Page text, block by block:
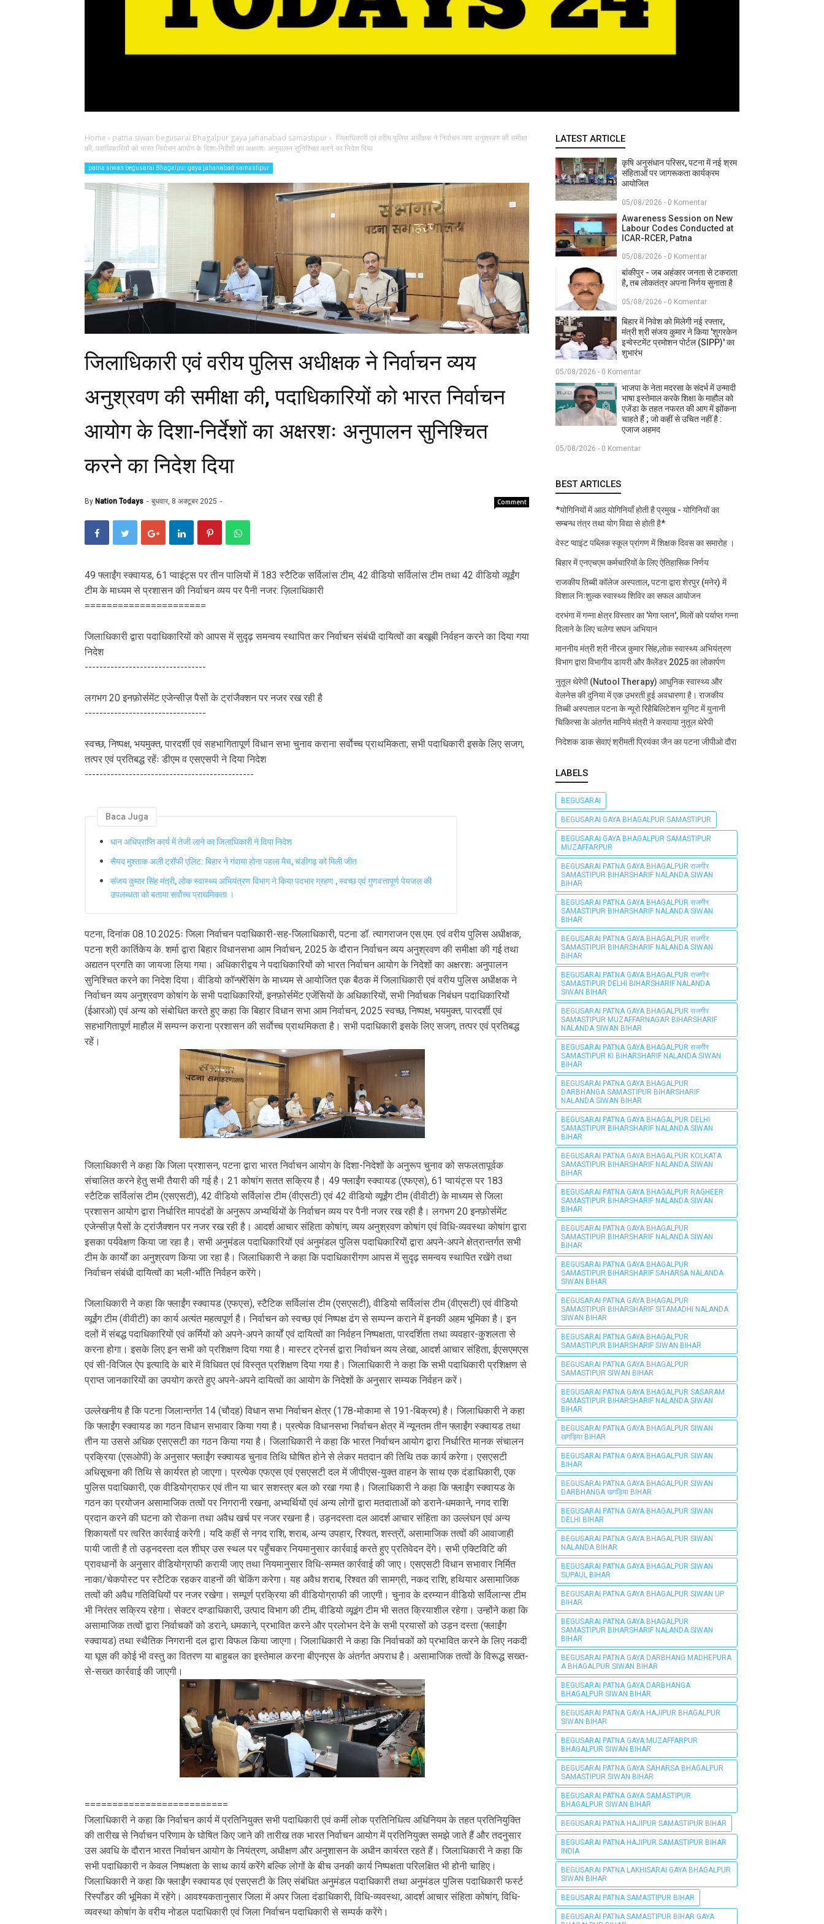
Home › patna siwan begusarai Bhagalpur gaya jahanabad samastipur› जिलाधिकारी एवं वरीय पुलिस अधीक्षक ने निर्वाचन व्यय अनुश्रवण की समीक्षा
की, पदाधिकारियों को भारत निर्वाचन आयोग के दिशा-निर्देशों का अक्षरशः अनुपालन सुनिश्चित करने का निदेश दिया
patna siwan begusarai Bhagalpur gaya jahanabad samastipur
जिलाधिकारी एवं वरीय पुलिस अधीक्षक ने निर्वाचन व्यय
अनुश्रवण की समीक्षा की, पदाधिकारियों को भारत निर्वाचन
आयोग के दिशा-निर्देशों का अक्षरशः अनुपालन सुनिश्चित
करने का निदेश दिया
By Nation Todays बुधवार, 8 अक्टूबर 2025 Comment
49 फ्लाईंग स्क्वायड, 61 प्वाइंट्स पर तीन पालियों में 183 स्टैटिक सर्विलांस टीम, 42 वीडियो सर्विलांस टीम तथा 42 वीडियो व्यूईंग
टीम के माध्यम से प्रशासन की निर्वाचन व्यय पर पैनी नजर: ज़िलाधिकारी
======================
जिलाधिकारी द्वारा पदाधिकारियों को आपस में सुदृढ़ समन्वय स्थापित कर निर्वाचन संबंधी दायित्वों का बखूबी निर्वहन करने का दिया गया
निदेश
---------------------------------
लगभग 20 इनफ़ोर्समेंट एजेन्सीज़ पैसों के ट्रांजैक्शन पर नजर रख रही है
---------------------------------
स्वच्छ, निष्पक्ष, भयमुक्त, पारदर्शी एवं सहभागितापूर्ण विधान सभा चुनाव कराना सर्वाेच्च प्राथमिकता; सभी पदाधिकारी इसके लिए सजग,
तत्पर एवं प्रतिबद्ध रहेंः डीएम व एसएसपी ने दिया निदेश
----------------------------------------------
Baca Juga
धान अधिप्राप्ति कार्य में तेजी लाने का जिलाधिकारी ने दिया निदेश
सैयद मुश्ताक अली ट्रॉफी एलिट: बिहार ने गंवाया होना पहला मैच, चंडीगढ़ को मिली जीत
संजय कुमार सिंह मंत्री, लोक स्वास्थ्य अभियंत्रण विभाग ने किया पदभार ग्रहण , स्वच्छ एवं गुणवत्तापूर्ण पेयजल की
उपलब्धता को बताया सर्वोच्च प्राथमिकता ।
पटना, दिनांक 08.10.2025ः जिला निर्वाचन पदाधिकारी-सह-जिलाधिकारी, पटना डॉ. त्यागराजन एस.एम. एवं वरीय पुलिस अधीक्षक,
पटना श्री कार्तिकेय के. शर्मा द्वारा बिहार विधानसभा आम निर्वाचन, 2025 के दौरान निर्वाचन व्यय अनुश्रवण की समीक्षा की गई तथा
अद्यतन प्रगति का जायजा लिया गया। अधिकारीद्वय ने पदाधिकारियों को भारत निर्वाचन आयोग के निदेशों का अक्षरशः अनुपालन
सुनिश्चित करने का निदेश दिया। वीडियो कॉन्फ़्रेंसिंग के माध्यम से आयोजित एक बैठक में जिलाधिकारी एवं वरीय पुलिस अधीक्षक ने
निर्वाचन व्यय अनुश्रवण कोषांग के सभी पदाधिकारियों, इनफ़ोर्समेंट एजेंसियों के अधिकारियों, सभी निर्वाचक निबंधन पदाधिकारियों
(ईआरओ) एवं अन्य को संबोधित करते हुए कहा कि बिहार विधान सभा आम निर्वाचन, 2025 स्वच्छ, निष्पक्ष, भयमुक्त, पारदर्शी एवं
सहभागितापूर्ण माहौल में सम्पन्न कराना प्रशासन की सर्वाेच्च प्राथमिकता है। सभी पदाधिकारी इसके लिए सजग, तत्पर एवं प्रतिबद्ध
रहें।
जिलाधिकारी ने कहा कि जिला प्रशासन, पटना द्वारा भारत निर्वाचन आयोग के दिशा-निदेशों के अनुरूप चुनाव को सफलतापूर्वक
संचालित करने हेतु सभी तैयारी की गई है। 21 कोषांग सतत सक्रिय है। 49 फ्लाईंग स्क्वायड (एफएस), 61 प्वायंट्स पर 183
स्टैटिक सर्विलांस टीम (एसएसटी), 42 वीडियो सर्विलांस टीम (वीएसटी) एवं 42 वीडियो व्यूईंग टीम (वीवीटी) के माध्यम से जिला
प्रशासन आयोग द्वारा निर्धारित मापदंडों के अनुरूप अभ्यर्थियों के निर्वाचन व्यय पर पैनी नजर रख रही है। लगभग 20 इनफ़ोर्समेंट
एजेन्सीज़ पैसों के ट्रांजैक्शन पर नजर रख रही है। आदर्श आचार संहिता कोषांग, व्यय अनुश्रवण कोषांग एवं विधि-व्यवस्था कोषांग द्वारा
इसका पर्यवेक्षण किया जा रहा है। सभी अनुमंडल पदाधिकारियों एवं अनुमंडल पुलिस पदाधिकारियों द्वारा अपने-अपने क्षेत्रान्तर्गत सभी
टीम के कार्यों का अनुश्रवण किया जा रहा है। जिलाधिकारी ने कहा कि पदाधिकारीगण आपस में सुदृढ़ समन्वय स्थापित रखेंगे तथा
निर्वाचन संबंधी दायित्वों का भली-भाँति निर्वहन करेंगे।
जिलाधिकारी ने कहा कि फ्लाईंग स्क्वायड (एफएस), स्टैटिक सर्विलांस टीम (एसएसटी), वीडियो सर्विलांस टीम (वीएसटी) एवं वीडियो
व्यूईंग टीम (वीवीटी) का कार्य अत्यंत महत्वपूर्ण है। निर्वाचन को स्वच्छ एवं निष्पक्ष ढंग से सम्पन्न कराने में इनकी अहम भूमिका है। इन
दलों में संबद्ध पदाधिकारियों एवं कर्मियों को अपने-अपने कार्यों एवं दायित्वों का निर्वहन निष्पक्षता, पारदर्शिता तथा व्यवहार-कुशलता से
करना होगा। इसके लिए इन सभी को प्रशिक्षण दिया गया है। मास्टर ट्रेनर्स द्वारा निर्वाचन व्यय लेखा, आदर्श आचार संहिता, ईएसएमएस
एवं सी-विजिल ऐप इत्यादि के बारे में विधिवत एवं विस्तृत प्रशिक्षण दिया गया है। जिलाधिकारी ने कहा कि सभी पदाधिकारी प्रशिक्षण से
प्राप्त जानकारियों का उपयोग करते हुए अपने-अपने दायित्वों का आयोग के निदेशों के अनुसार सम्यक निर्वहन करें।
उल्लेखनीय है कि पटना जिलान्तर्गत 14 (चौदह) विधान सभा निर्वाचन क्षेत्र (178-मोकामा से 191-बिक्रम) है। जिलाधिकारी ने कहा
कि फ्लाईंग स्क्वायड का गठन विधान सभावार किया गया है। प्रत्येक विधानसभा निर्वाचन क्षेत्र में न्यूनतम तीन फ्लाईंग स्क्वायड तथा
तीन या उससे अधिक एसएसटी का गठन किया गया है। जिलाधिकारी ने कहा कि भारत निर्वाचन आयोग द्वारा निर्धारित मानक संचालन
प्रक्रिया (एसओपी) के अनुसार फ्लाईंग स्क्वायड चुनाव तिथि घोषित होने से लेकर मतदान की तिथि तक कार्य करेगा। एसएसटी
अधिसूचना की तिथि से कार्यरत हो जाएगा। प्रत्येक एफएस एवं एसएसटी दल में जीपीएस-युक्त वाहन के साथ एक दंडाधिकारी, एक
पुलिस पदाधिकारी, एक वीडियोग्राफर एवं तीन या चार सशस्त्र बल को रखा गया है। जिलाधिकारी ने कहा कि फ्लाईंग स्क्वायड के
गठन का प्रयोजन असामाजिक तत्वों पर निगरानी रखना, अभ्यर्थियों एवं अन्य लोगों द्वारा मतदाताओं को डराने-धमकाने, नगद राशि
प्रदान करने की घटना को रोकना तथा अवैध खर्च पर नजर रखना है। उड़नदस्ता दल आदर्श आचार संहिता का उल्लंघन एवं अन्य
शिकायतों पर त्वरित कार्रवाई करेगी। यदि कहीं से नगद राशि, शराब, अन्य उपहार, रिश्वत, शस्त्रों, असामाजिक तत्वों की आवाजाही
पायी जाती है तो उड़नदस्ता दल शीघ्र उस स्थल पर पहुँचकर नियमानुसार कार्रवाई करते हुए प्रतिवेदन देंगे। सभी एक्टिविटि की
प्रावधानों के अनुसार वीडियोग्राफी करायी जाए तथा नियमानुसार विधि-सम्मत कार्रवाई की जाए। एसएसटी विधान सभावार निर्मित
नाका/चेकपोस्ट पर स्टैटिक रहकर वाहनों की चेकिंग करेगा। यह अवैध शराब, रिश्वत की सामग्री, नकद राशि, हथियार असामाजिक
तत्वों की अवैध गतिविधियों पर नजर रखेगा। सम्पूर्ण प्रक्रिया की वीडियोग्राफी की जाएगी। चुनाव के दरम्यान वीडियो सर्विलान्स टीम
भी निरंतर सक्रिय रहेगा। सेक्टर दण्डाधिकारी, उत्पाद विभाग की टीम, वीडियो व्यूइंग टीम भी सतत क्रियाशील रहेगा। उन्होंने कहा कि
असामाजिक तत्वों द्वारा निर्वाचकों को डराने, धमकाने, प्रभावित करने और प्रलोभन देने के सभी प्रयासों को उड़न दस्ता (फ्लाईंग
स्क्वायड) तथा स्थैतिक निगरानी दल द्वारा विफल किया जाएगा। जिलाधिकारी ने कहा कि निर्वाचकों को प्रभावित करने के लिए नकदी
या घूस की कोई भी वस्तु का वितरण या बाहुबल का इस्तेमाल करना बीएनएस के अंतर्गत अपराध है। असामाजिक तत्वों के विरूद्ध सख्त-
से-सख्त कार्रवाई की जाएगी।
==========================
जिलाधिकारी ने कहा कि निर्वाचन कार्य में प्रतिनियुक्त सभी पदाधिकारी एवं कर्मी लोक प्रतिनिधित्व अधिनियम के तहत प्रतिनियुक्ति
की तारीख से निर्वाचन परिणाम के घोषित किए जाने की तारीख तक भारत निर्वाचन आयोग में प्रतिनियुक्त समझे जाते हैं और तदनुसार
उस अवधि के दौरान भारत निर्वाचन आयोग के नियंत्रण, अधीक्षण और अनुशासन के अधीन कार्यरत रहते हैं। जिलाधिकारी ने कहा कि
सभी पदाधिकारी न केवल निष्पक्षता के साथ कार्य करेंगे बल्कि लोगों के बीच उनकी कार्य निष्पक्षता परिलक्षित भी होनी चाहिए।
जिलाधिकारी ने कहा कि फ्लाईंग स्क्वायड एवं एसएसटी के लिए संबंधित अनुमंडल पदाधिकारी तथा अनुमंडल पुलिस पदाधिकारी फर्स्ट
रिस्पाँडर की भूमिका में रहेंगे। आवश्यकतानुसार जिला में अपर जिला दंडाधिकारी, विधि-व्यवस्था, आदर्श आचार संहिता कोषांग, विधि-
व्यवस्था कोषांग के वरीय नोडल पदाधिकारी एवं जिला निर्वाचन पदाधिकारी से सम्पर्क करेंगे।
LATEST ARTICLE
कृषि अनुसंधान परिसर, पटना में नई श्रम
संहिताओं पर जागरूकता कार्यक्रम
आयोजित
05/08/2026 - 0 Komentar
Awareness Session on New
Labour Codes Conducted at
ICAR-RCER, Patna
05/08/2026 - 0 Komentar
बांकीपुर - जब अहंकार जनता से टकराता
है, तब लोकतंत्र अपना निर्णय सुनाता है
05/08/2026 - 0 Komentar
बिहार में निवेश को मिलेगी नई रफ्तार,
मंत्री श्री संजय कुमार ने किया 'शुगरकेन
इन्वेस्टमेंट प्रमोशन पोर्टल (SIPP)' का
शुभारंभ
05/08/2026 - 0 Komentar
भाजपा के नेता मदरसा के संदर्भ में उन्मादी
भाषा इस्तेमाल करके शिक्षा के माहौल को
एजेंडा के तहत नफरत की आग में झोंकना
चाहते हैं ; जो कहीं से उचित नहीं है :
एजाज अहमद
05/08/2026 - 0 Komentar
BEST ARTICLES
*योगिनियों में आठ योगिनियाँ होती है प्रमुख - योगिनियों का
सम्बन्ध तंत्र तथा योग विद्या से होती है*
वेस्ट प्वाइंट पब्लिक स्कूल प्रांगण में शिक्षक दिवस का समारोह ।
बिहार में एनएचएम कर्मचारियों के लिए ऐतिहासिक निर्णय
राजकीय तिब्बी कॉलेज अस्पताल, पटना द्वारा शेरपुर (मनेर) में
विशाल निःशुल्क स्वास्थ्य शिविर का सफल आयोजन
दरभंगा में गन्ना क्षेत्र विस्तार का 'मेगा प्लान', मिलों को पर्याप्त गन्ना
दिलाने के लिए चलेगा सघन अभियान
माननीय मंत्री श्री नीरज कुमार सिंह,लोक स्वास्थ्य अभियंत्रण
विभाग द्वारा विभागीय डायरी और कैलेंडर 2025 का लोकार्पण
नुतूल थेरेपी (Nutool Therapy) आधुनिक स्वास्थ्य और
वेलनेस की दुनिया में एक उभरती हुई अवधारणा है। राजकीय
तिब्बी अस्पताल पटना के न्यूरो रिहैबिलिटेशन यूनिट में युनानी
चिकित्सा के अंतर्गत मानिये मंत्री ने करवाया नुतूल थेरेपी
निदेशक डाक सेवाएं श्रीमती प्रियंका जैन का पटना जीपीओ दौरा
LABELS
BEGUSARAI
BEGUSARAI GAYA BHAGALPUR SAMASTIPUR
BEGUSARAI GAYA BHAGALPUR SAMASTIPUR
MUZAFFARPUR
BEGUSARAI PATNA GAYA BHAGALPUR राजगीर
SAMASTIPUR BIHARSHARIF NALANDA SIWAN
BIHAR
BEGUSARAI PATNA GAYA BHAGALPUR राजगीर
SAMASTIPUR BIHARSHARIF NALANDA SIWAN
BIHAR
BEGUSARAI PATNA GAYA BHAGALPUR राजगीर
SAMASTIPUR BIHARSHARIF NALANDA SIWAN
BIHAR
BEGUSARAI PATNA GAYA BHAGALPUR राजगीर
SAMASTIPUR DELHI BIHARSHARIF NALANDA
SIWAN BIHAR
BEGUSARAI PATNA GAYA BHAGALPUR राजगीर
SAMASTIPUR MUZAFFARNAGAR BIHARSHARIF
NALANDA SIWAN BIHAR
BEGUSARAI PATNA GAYA BHAGALPUR राजगीर
SAMASTIPUR KI BIHARSHARIF NALANDA SIWAN
BIHAR
BEGUSARAI PATNA GAYA BHAGALPUR
DARBHANGA SAMASTIPUR BIHARSHARIF
NALANDA SIWAN BIHAR
BEGUSARAI PATNA GAYA BHAGALPUR DELHI
SAMASTIPUR BIHARSHARIF NALANDA SIWAN
BIHAR
BEGUSARAI PATNA GAYA BHAGALPUR KOLKATA
SAMASTIPUR BIHARSHARIF NALANDA SIWAN
BIHAR
BEGUSARAI PATNA GAYA BHAGALPUR RAGHEER
SAMASTIPUR BIHARSHARIF NALANDA SIWAN
BIHAR
BEGUSARAI PATNA GAYA BHAGALPUR
SAMASTIPUR BIHARSHARIF NALANDA SIWAN
BIHAR
BEGUSARAI PATNA GAYA BHAGALPUR
SAMASTIPUR BIHARSHARIF SAHARSA NALANDA
SIWAN BIHAR
BEGUSARAI PATNA GAYA BHAGALPUR
SAMASTIPUR BIHARSHARIF SITAMADHI NALANDA
SIWAN BIHAR
BEGUSARAI PATNA GAYA BHAGALPUR
SAMASTIPUR BIHARSHARIF SIWAN BIHAR
BEGUSARAI PATNA GAYA BHAGALPUR
SAMASTIPUR SIWAN BIHAR
BEGUSARAI PATNA GAYA BHAGALPUR SASARAM
SAMASTIPUR BIHARSHARIF NALANDA SIWAN
BIHAR
BEGUSARAI PATNA GAYA BHAGALPUR SIWAN
खगड़िया BIHAR
BEGUSARAI PATNA GAYA BHAGALPUR SIWAN
BIHAR
BEGUSARAI PATNA GAYA BHAGALPUR SIWAN
DARBHANGA खगड़िया BIHAR
BEGUSARAI PATNA GAYA BHAGALPUR SIWAN
DELHI BIHAR
BEGUSARAI PATNA GAYA BHAGALPUR SIWAN
NALANDA BIHAR
BEGUSARAI PATNA GAYA BHAGALPUR SIWAN
SUPAUL BIHAR
BEGUSARAI PATNA GAYA BHAGALPUR SIWAN UP
BIHAR
BEGUSARAI PATNA GAYA BHAGALPUR
SAMASTIPUR BIHARSHARIF NALANDA SIWAN
BIHAR
BEGUSARAI PATNA GAYA DARBHANG MADHEPURA
A BHAGALPUR SIWAN BIHAR
BEGUSARAI PATNA GAYA DARBHANGA
BHAGALPUR SIWAN BIHAR
BEGUSARAI PATNA GAYA HAJIPUR BHAGALPUR
SIWAN BIHAR
BEGUSARAI PATNA GAYA MUZAFFARPUR
BHAGALPUR SIWAN BIHAR
BEGUSARAI PATNA GAYA SAHARSA BHAGALPUR
SAMASTIPUR SIWAN BIHAR
BEGUSARAI PATNA GAYA SAMASTIPUR
BHAGALPUR SIWAN BIHAR
BEGUSARAI PATNA HAJIPUR SAMASTIPUR BIHAR
BEGUSARAI PATNA HAJIPUR SAMASTIPUR BIHAR
INDIA
BEGUSARAI PATNA LAKHISARAI GAYA BHAGALPUR
SIWAN BIHAR
BEGUSARAI PATNA SAMASTIPUR BIHAR
BEGUSARAI PATNA SAMASTIPUR BIHAR GAYA